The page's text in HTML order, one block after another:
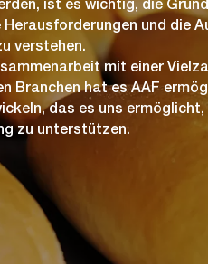
und die
verstehen.
mit einer
Branchen hat es AAF
das es uns ermöglicht,
zu unterstützen.